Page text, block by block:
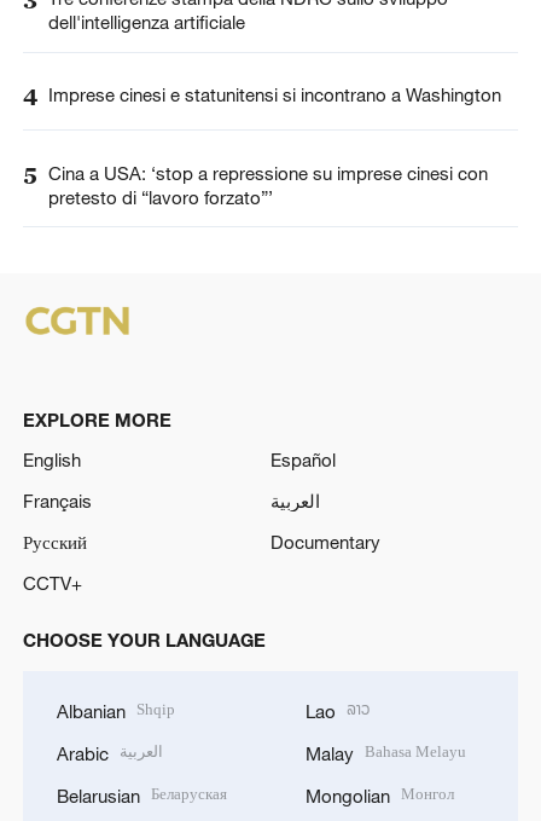
dell'intelligenza artificiale
4 Imprese cinesi e statunitensi si incontrano a Washington
5 Cina a USA: ‘stop a repressione su imprese cinesi con
pretesto di “lavoro forzato”’
EXPLORE MORE
English
Español
Français
العربية
Русский
Documentary
CCTV+
CHOOSE YOUR LANGUAGE
Albanian Shqip
Arabic العربية
Belarusian Беларуская
Lao ລາວ
Malay Bahasa Melayu
Mongolian Монгол